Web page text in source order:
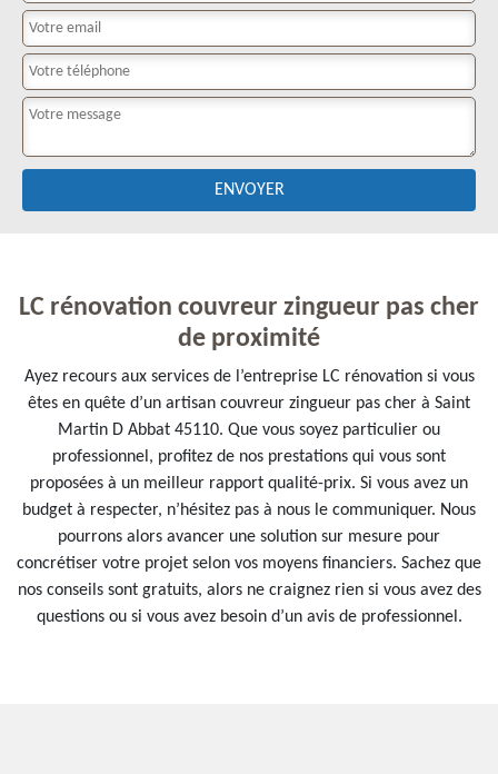
LC rénovation couvreur zingueur pas cher
de proximité
Ayez recours aux services de l’entreprise LC rénovation si vous
êtes en quête d’un artisan couvreur zingueur pas cher à Saint
Martin D Abbat 45110. Que vous soyez particulier ou
professionnel, profitez de nos prestations qui vous sont
proposées à un meilleur rapport qualité-prix. Si vous avez un
budget à respecter, n’hésitez pas à nous le communiquer. Nous
pourrons alors avancer une solution sur mesure pour
concrétiser votre projet selon vos moyens financiers. Sachez que
nos conseils sont gratuits, alors ne craignez rien si vous avez des
questions ou si vous avez besoin d’un avis de professionnel.